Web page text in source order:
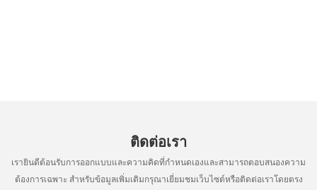
ติดต่อเรา
เรายินดีต้อนรับการออกแบบและความคิดที่กำหนดเองและสามารถตอบสนองความ
ต้องการเฉพาะ สำหรับข้อมูลเพิ่มเติมกรุณาเยี่ยมชมเว็บไซต์หรือติดต่อเราโดยตรง